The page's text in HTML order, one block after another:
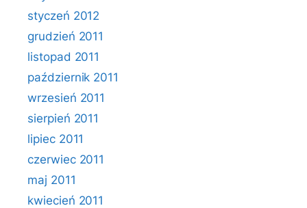
styczeń 2012
grudzień 2011
listopad 2011
październik 2011
wrzesień 2011
sierpień 2011
lipiec 2011
czerwiec 2011
maj 2011
kwiecień 2011